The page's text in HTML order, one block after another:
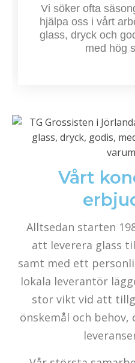
Vi söker ofta
hjälpa oss i vårt
glass, dryck och
med hög
Vårt
Alltsedan starten
att leverera glass
samt med ett
lokala leverantör
stor vikt vid att
önskemål och